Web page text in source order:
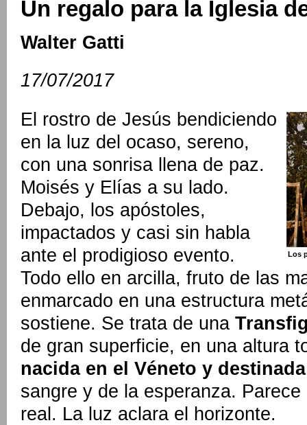
Un regalo para la Iglesia
Walter Gatti
17/07/2017
Los
El rostro de Jesús bendiciendo
en la luz del ocaso, sereno,
con una sonrisa llena de paz.
Moisés y Elías a su lado.
Debajo, los apóstoles,
impactados y casi sin habla
ante el prodigioso evento.
Todo ello en arcilla, fruto de las
enmarcado en una estructura
sostiene. Se trata de una
de gran superficie, en una altura
nacida en el Véneto y
sangre y de la esperanza.
real. La luz aclara el horizonte.